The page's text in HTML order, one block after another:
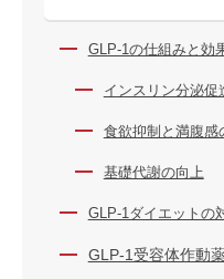
GLP-1の仕組みと効
インスリン分泌
食欲抑制と満腹感
基礎代謝の向上
GLP-1ダイエットの
GLP-1受容体作動